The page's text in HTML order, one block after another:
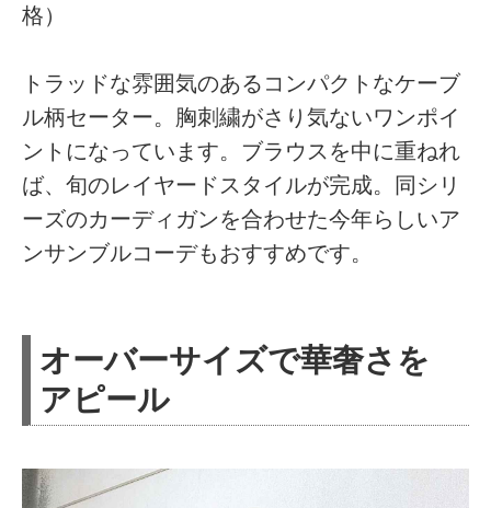
格）
トラッドな雰囲気のあるコンパクトなケーブ
ル柄セーター。胸刺繍がさり気ないワンポイ
ントになっています。ブラウスを中に重ねれ
ば、旬のレイヤードスタイルが完成。同シリ
ーズのカーディガンを合わせた今年らしいア
ンサンブルコーデもおすすめです。
オーバーサイズで華奢さを
アピール